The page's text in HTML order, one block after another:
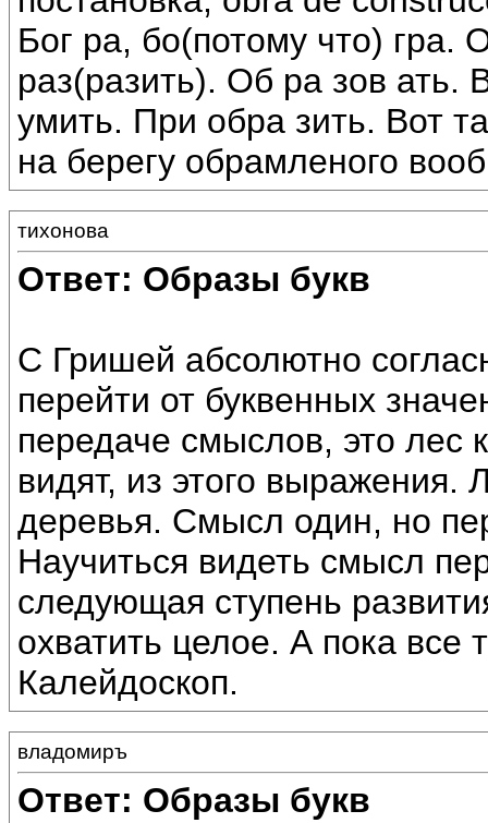
Бог ра, бо(потому что) гра.
раз(разить). Об ра зов
умить. При обра зить. Вот
на берегу обрамленого
тихонова
Ответ: Образы букв
С Гришей абсолютно
перейти от буквенных
передаче смыслов, это лес
видят, из этого
деревья. Смысл один, но
Научиться видеть смысл
следующая ступень
охватить целое. А пока все
Калейдоскоп.
владомиръ
Ответ: Образы букв